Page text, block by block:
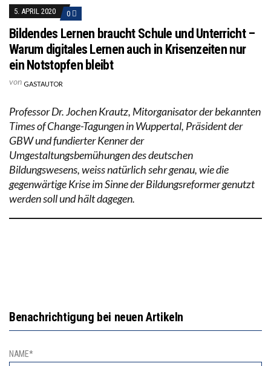
5. APRIL 2020 0
Bildendes Lernen braucht Schule und Unterricht –
Warum digitales Lernen auch in Krisenzeiten nur
ein Notstopfen bleibt
von GASTAUTOR
Professor Dr. Jochen Krautz, Mitorganisator der bekannten
Times of Change-Tagungen in Wuppertal, Präsident der
GBW und fundierter Kenner der
Umgestaltungsbemühungen des deutschen
Bildungswesens, weiss natürlich sehr genau, wie die
gegenwärtige Krise im Sinne der Bildungsreformer genutzt
werden soll und hält dagegen.
Benachrichtigung bei neuen Artikeln
NAME*